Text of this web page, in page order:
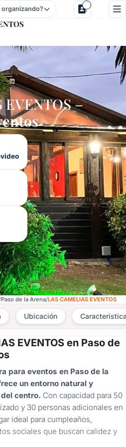
En Paso De La Arena,
organizando?
EVENTOS –
Paso de la Arena LAS CAMELIAS EVENTOS
Ubicación
EVENTOS en Paso de
para eventos en Paso de la
un entorno natural y
centro. Con capacidad para 50
y 30 personas adicionales en
ideal para cumpleaños,
sociales que buscan calidez y